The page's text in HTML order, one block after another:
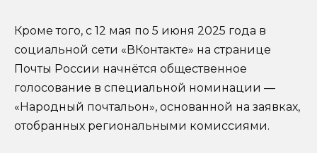
Кроме того, с 12 мая по 5 июня 2025 года в
социальной сети «ВКонтакте» на странице
Почты России начнётся общественное
голосование в специальной номинации —
«Народный почтальон», основанной на заявках,
отобранных региональными комиссиями.